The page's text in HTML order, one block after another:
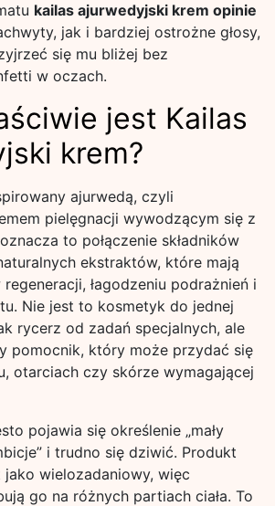
kailas ajurwedyjski krem opinie
jak i bardziej ostrożne głosy,
się mu bliżej bez
w oczach.
jest Kailas
krem?
ajurwedą, czyli
pielęgnacji wywodzącym się z
to połączenie składników
ekstraktów, które mają
łagodzeniu podrażnień i
Nie jest to kosmetyk do jednej
rycerz od zadań specjalnych, ale
pomocnik, który może przydać się
otarciach czy skórze wymagającej
pojawia się określenie „mały
i trudno się dziwić. Produkt
jako wielozadaniowy, więc
go na różnych partiach ciała. To